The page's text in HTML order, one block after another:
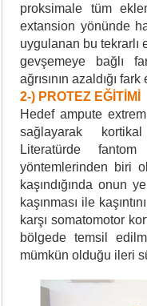
proksimale tüm
extansion yönünde
uygulanan bu
gevşemeye bağlı
ağrısının azaldığı fark
2-) PROTEZ EĞİTİMİ
Hedef ampute
sağlayarak
Literatürde
yöntemlerinden biri
kaşındığında onun
kaşınması ile
karşı somatomotor
bölgede temsil
mümkün olduğu ileri